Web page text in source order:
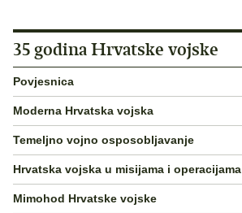
35 godina Hrvatske vojske
Povjesnica
Moderna Hrvatska vojska
Temeljno vojno osposobljavanje
Hrvatska vojska u misijama i operacijama
Mimohod Hrvatske vojske